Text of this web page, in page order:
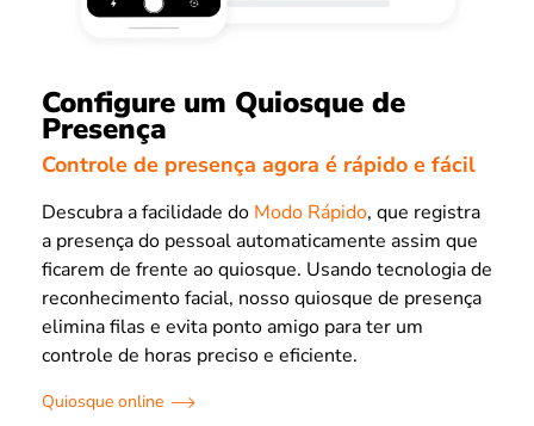
Configure um Quiosque de
Presença
Controle de presença agora é rápido e fácil
Descubra a facilidade do Modo Rápido, que registra
a presença do pessoal automaticamente assim que
ficarem de frente ao quiosque. Usando tecnologia de
reconhecimento facial, nosso quiosque de presença
elimina filas e evita ponto amigo para ter um
controle de horas preciso e eficiente.
Quiosque online